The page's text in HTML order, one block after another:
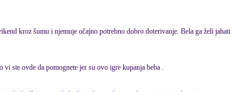
kroz šumu i njemuje očajno potrebno dobro doterivanje. Bela ga želi jahati
ste ovde da pomognete jer su ovo igre kupanja beba .